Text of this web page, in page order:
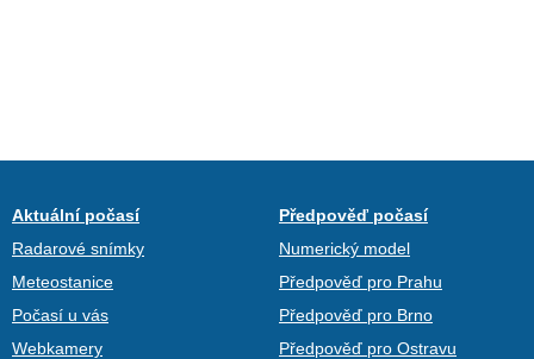
Aktuální počasí
Radarové snímky
Meteostanice
Počasí u vás
Webkamery
Předpověď počasí
Numerický model
Předpověď pro Prahu
Předpověď pro Brno
Předpověď pro Ostravu